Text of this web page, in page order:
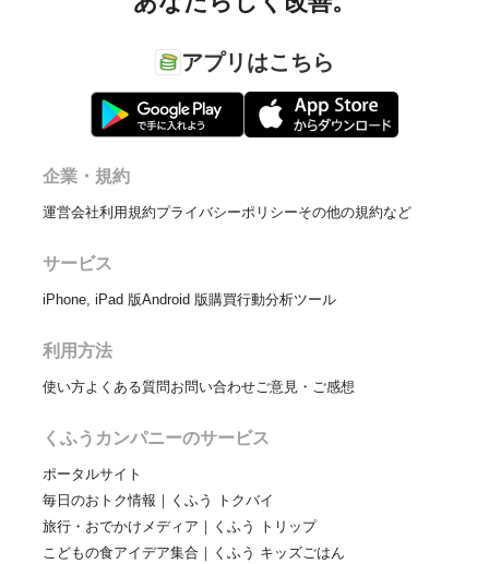
アプリはこちら
企業・規約
運営会社利用規約プライバシーポリシーその他の規約など
サービス
iPhone, iPad 版Android 版購買行動分析ツール
利用方法
使い方よくある質問お問い合わせご意見・ご感想
くふうカンパニーのサービス
ポータルサイト
毎日のおトク情報｜くふう トクバイ
旅行・おでかけメディア｜くふう トリップ
こどもの食アイデア集合｜くふう キッズごはん